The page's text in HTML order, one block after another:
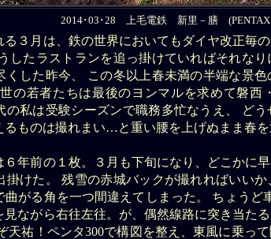
2014･03･28 上毛電鉄 新里－膳 (PENTAX
る３月は、鉄の世界においてもダイヤ改正毎
したラストランを追っ掛けていればそれな
くした昨今、 この冬以上春未満の半端な景
の若者たちは最後のヨンマルを求めて磐西
の私は受験シーズンで職務多忙なうえ、 ど
るものは撮れまい…と重い腰を上げぬまま春を
６年前の１枚。３月も下旬になり、どこかに
掛けた。 残雪の赤城バックが撮れればいい
曲がる角を一つ間違えてしまった。 ちょうど
見ながら右往左往。が、偶然線路に突き当た
天祐！ペンタ300で構図を整え、東風に乗っ